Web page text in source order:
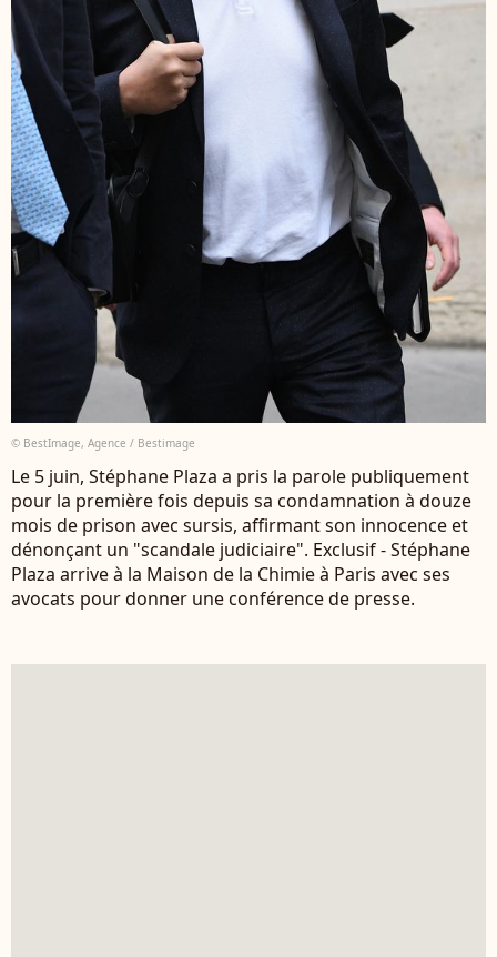
© BestImage, Agence / Bestimage
Le 5 juin, Stéphane Plaza a pris la parole publiquement
pour la première fois depuis sa condamnation à douze
mois de prison avec sursis, affirmant son innocence et
dénonçant un "scandale judiciaire". Exclusif - Stéphane
Plaza arrive à la Maison de la Chimie à Paris avec ses
avocats pour donner une conférence de presse.